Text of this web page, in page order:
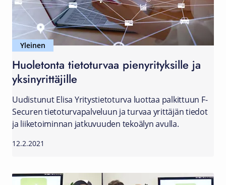
Yleinen
Huoletonta tietoturvaa pienyrityksille ja
yksinyrittäjille
Uudistunut Elisa Yritystietoturva luottaa palkittuun F-
Securen tietoturvapalveluun ja turvaa yrittäjän tiedot
ja liiketoiminnan jatkuvuuden tekoälyn avulla.
12.2.2021